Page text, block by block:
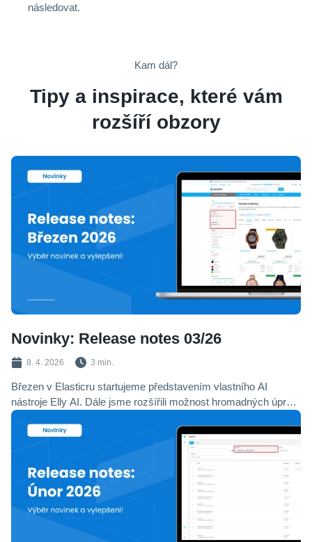
následovat.
Kam dál?
Tipy a inspirace, které vám
rozšíří obzory
Novinky: Release notes 03/26
8. 4. 2026 3 min.
Březen v Elasticru startujeme představením vlastního AI
nástroje Elly AI. Dále jsme rozšířili možnost hromadných úprav
produktů, vylepšili navigaci e-shopu o zobrazení dalších
kategorií a přidali filtraci zboží dostupného na pobočkách. Vaše
formuláře nově chrání neinvazivní zabezpečení Cloudflare
Turnstile a k možnostem expedice jsme doplnili možnost tisku
štítků přes Label Printer.